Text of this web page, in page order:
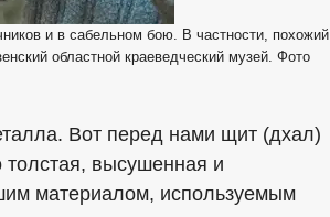
и в сабельном бою. В частности, похожий
областной краеведческий музей. Фото
Вот перед нами щит (дхал)
высушенная и
материалом, используемым